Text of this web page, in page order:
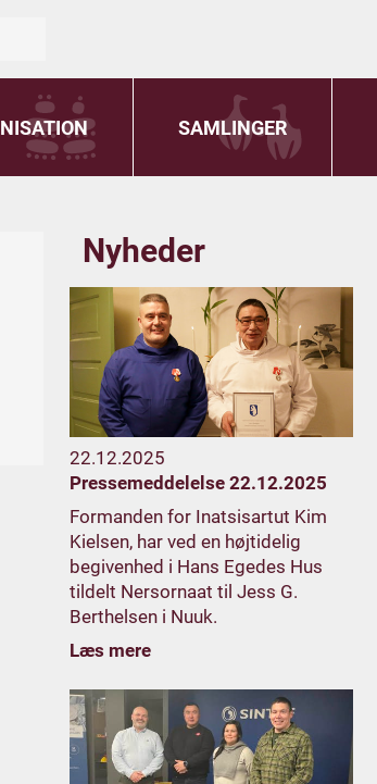
SAMLINGER
Nyheder
22.12.2025
Pressemeddelelse 22.12.2025
Formanden for Inatsisartut Kim
Kielsen, har ved en højtidelig
begivenhed i Hans Egedes Hus
tildelt Nersornaat til Jess G.
Berthelsen i Nuuk.
Læs mere